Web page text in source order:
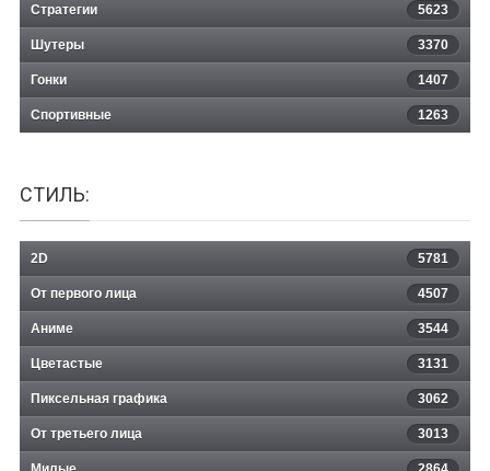
Стратегии 5623
Шутеры 3370
Гонки 1407
Спортивные 1263
СТИЛЬ:
2D 5781
От первого лица 4507
Аниме 3544
Цветастые 3131
Пиксельная графика 3062
От третьего лица 3013